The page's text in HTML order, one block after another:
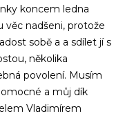
koncem ledna
věc nadšeni, protože
sobě a a sdílet jí s
několika
povolení. Musím
a můj dík
Vladimírem